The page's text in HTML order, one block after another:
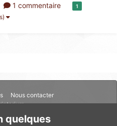
de les récupérer en suivant la
au site, dans la barre
1 commentaire 1
Nous contacter
quelques